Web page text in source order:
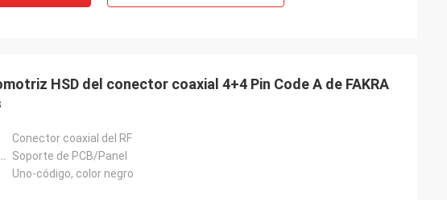
HSD del conector coaxial 4+4 Pin Code A de FAKRA
Conector coaxial del RF
Soporte de PCB/Panel
Uno-código, color negro